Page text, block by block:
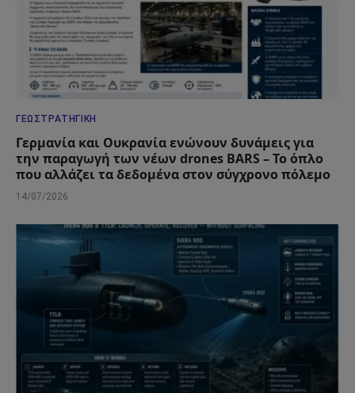
ΓΕΩΣΤΡΑΤΗΓΙΚΉ
Γερμανία και Ουκρανία ενώνουν δυνάμεις για
την παραγωγή των νέων drones BARS – Το όπλο
που αλλάζει τα δεδομένα στον σύγχρονο πόλεμο
14/07/2026